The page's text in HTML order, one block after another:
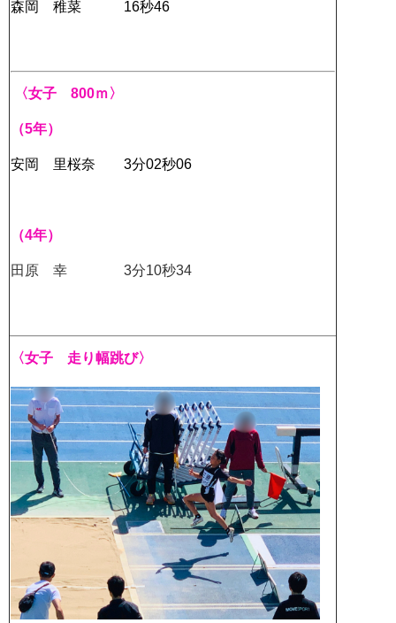
森岡 稚菜 16秒46
〈女子 800ｍ〉
（5年）
安岡 里桜奈 3分02秒06
（4年）
田原 幸 3分10秒34
〈女子 走り幅跳び〉